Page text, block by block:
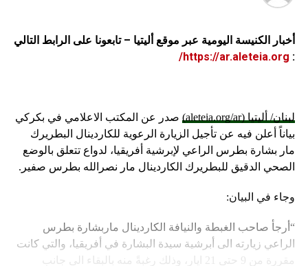
أخبار الكنيسة اليومية عبر موقع أليتيا – تابعونا على الرابط التالي
:
https://ar.aleteia.org/
لبنان/ أليتيا (aleteia.org/ar)
صدر عن المكتب الاعلامي في بكركي
بياناً أعلن فيه عن تأجيل الزيارة الرعوية للكاردينال البطريرك
مار بشارة بطرس الراعي لإبرشية أفريقيا، لدواع تتعلق بالوضع
الصحي الدقيق للبطريرك الكاردينال مار نصرالله بطرس صفير.
وجاء في البيان:
“أرجأ صاحب الغبطة والنيافة الكاردينال ماربشارة بطرس
الراعي زيارته الى أبرشية سيدة البشارة في أفريقيا، والتي كانت
مقررة من 9 حتى 21 ايار، وذلك رغبةً منه بالبقاء الى جانب